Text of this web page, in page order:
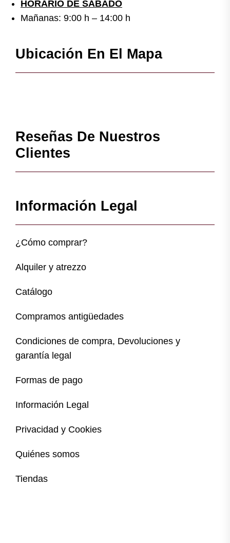
HORARIO DE SÁBADO
Mañanas: 9:00 h – 14:00 h
Ubicación En El Mapa
Reseñas De Nuestros
Clientes
Información Legal
¿Cómo comprar?
Alquiler y atrezzo
Catálogo
Compramos antigüedades
Condiciones de compra, Devoluciones y
garantía legal
Formas de pago
Información Legal
Privacidad y Cookies
Quiénes somos
Tiendas